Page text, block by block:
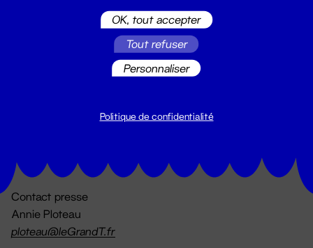
billetterie@leGrandT.fr
Contact presse
Annie Ploteau
ploteau@leGrandT.fr
OK, tout accepter
Tout refuser
Personnaliser
Politique de confidentialité